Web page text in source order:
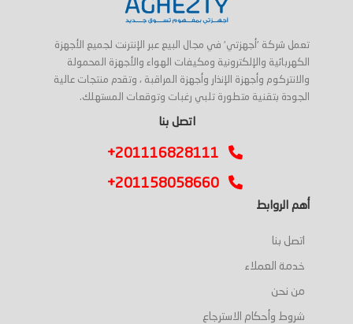
تعمل شركة 'أجهزتي' في مجال البيع عبر الإنترنت لجميع الأجهزة
الكهربائية والإلكترونية ومكيفات الهواء والأجهزة المحمولة
والانتركوم وأجهزة الإنذار وأجهزة المراقبة ، وتقدم منتجات عالية
الجودة بتقنية متطورة تلبي رغبات وتوقعات المستهلك.
اتصل بنا
+201116828111
+201158058660
أهم الروابط
اتصل بنا
خدمة العملاء
من نحن
شروط وأحكام الاسترجاع